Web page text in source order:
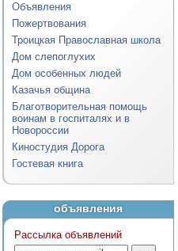
Объявления
Пожертвования
Троицкая Православная школа
Дом слепоглухих
Дом особенных людей
Казачья община
Благотворительная помощь
воинам в госпиталях и в
Новороссии
Киностудия Дорога
Гостевая книга
объявления
Рассылка объявлений